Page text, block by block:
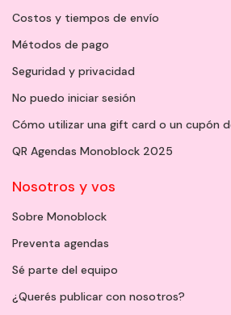
Costos y tiempos de envío
Métodos de pago
Seguridad y privacidad
No puedo iniciar sesión
Cómo utilizar una gift card o un cupón
QR Agendas Monoblock 2025
Nosotros y vos
Sobre Monoblock
Preventa agendas
Sé parte del equipo
¿Querés publicar con nosotros?